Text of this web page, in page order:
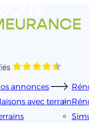
annonces
avec terrain